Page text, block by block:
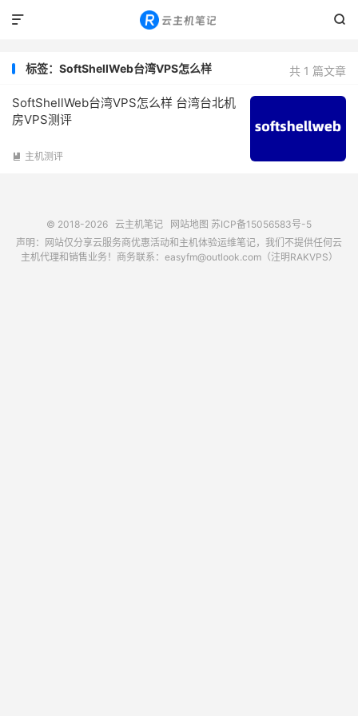


共 1 篇文章
标签：SoftShellWeb台湾VPS怎么样
SoftShellWeb台湾VPS怎么样 台湾台北机
房VPS测评
 主机测评
© 2018-2026 云主机笔记 网站地图 苏ICP备15056583号-5
声明：网站仅分享云服务商优惠活动和主机体验运维笔记，我们不提供任何云
主机代理和销售业务！商务联系：easyfm@outlook.com（注明RAKVPS）